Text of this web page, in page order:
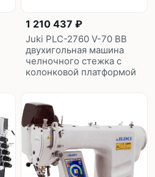
1 210 437 ₽
Juki PLC-2760 V-70 BB
двухигольная машина
челночного стежка с
колонковой платформой